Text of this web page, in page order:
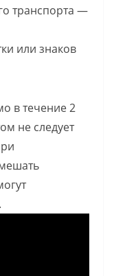
транспорта —
или знаков
в течение 2
не следует